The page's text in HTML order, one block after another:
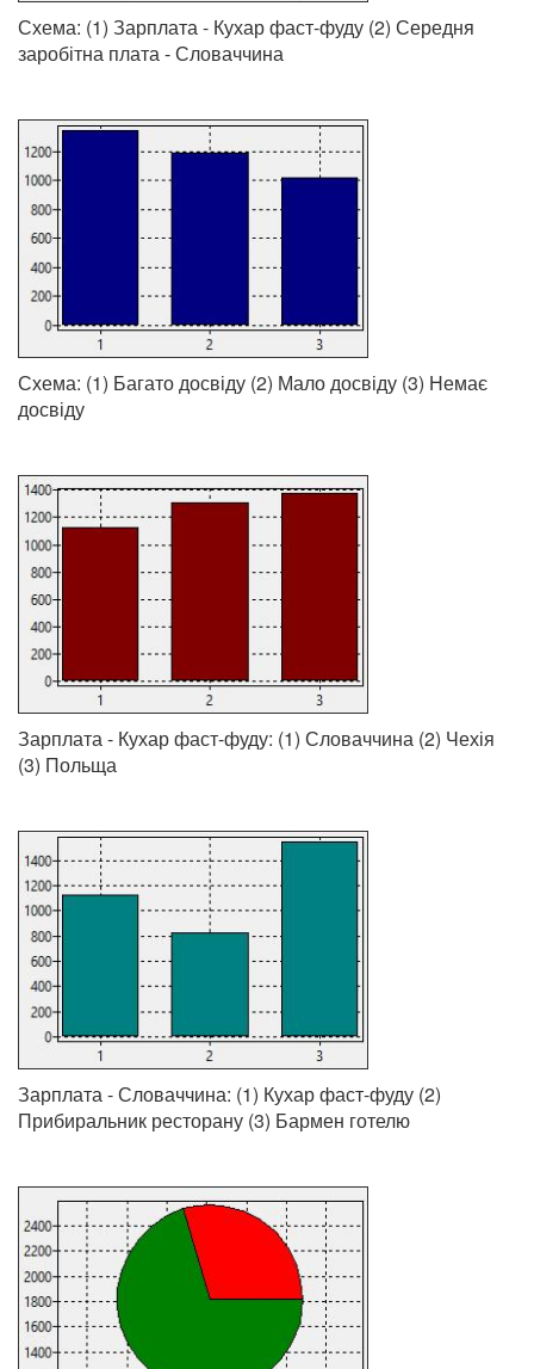
Схема: (1) Зарплата - Кухар фаст-фуду (2) Середня
заробітна плата - Словаччина
Схема: (1) Багато досвіду (2) Мало досвіду (3) Немає
досвіду
Зарплата - Кухар фаст-фуду: (1) Словаччина (2) Чехія
(3) Польща
Зарплата - Словаччина: (1) Кухар фаст-фуду (2)
Прибиральник ресторану (3) Бармен готелю